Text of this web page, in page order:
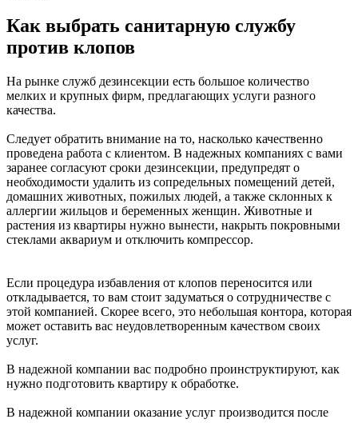
Как выбрать санитарную службу
против клопов
На рынке служб дезинсекции есть большое количество
мелких и крупных фирм, предлагающих услуги разного
качества.
Следует обратить внимание на то, насколько качественно
проведена работа с клиентом. В надежных компаниях с вами
заранее согласуют сроки дезинсекции, предупредят о
необходимости удалить из сопредельных помещений детей,
домашних животных, пожилых людей, а также склонных к
аллергии жильцов и беременных женщин. Животные и
растения из квартиры нужно вынести, накрыть покровными
стеклами аквариум и отключить компрессор.
Если процедура избавления от клопов переносится или
откладывается, то вам стоит задуматься о сотрудничестве с
этой компанией. Скорее всего, это небольшая контора, которая
может оставить вас неудовлетворенным качеством своих
услуг.
В надежной компании вас подробно проинструктируют, как
нужно подготовить квартиру к обработке.
В надежной компании оказание услуг производится после